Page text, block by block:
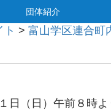
団体紹介
ト > 富山学区連合町
日（日）午前８時